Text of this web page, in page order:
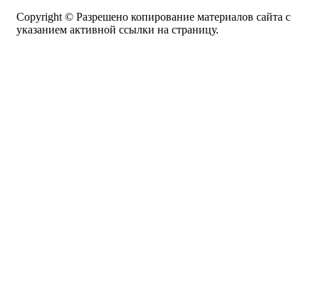
Copyright © Разрешено копирование материалов сайта с
указанием активной ссылки на страницу.